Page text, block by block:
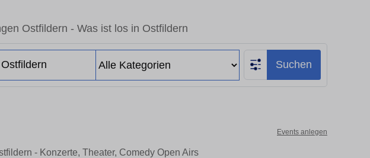
Ostfildern - Was ist los in Ostfildern
Suchen
Events anlegen
- Konzerte, Theater, Comedy Open Airs